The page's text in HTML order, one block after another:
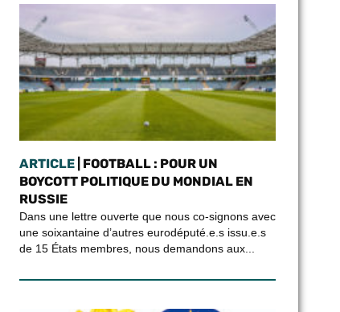
ARTICLE| FOOTBALL : POUR UN
BOYCOTT POLITIQUE DU MONDIAL EN
RUSSIE
Dans une lettre ouverte que nous co-signons avec
une soixantaine d’autres eurodéputé.e.s issu.e.s
de 15 États membres, nous demandons aux...